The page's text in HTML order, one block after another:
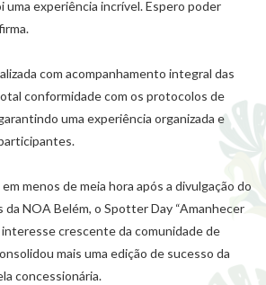
experiência incrível. Espero poder
com acompanhamento integral das
conformidade com os protocolos de
uma experiência organizada e
menos de meia hora após a divulgação do
da NOA Belém, o Spotter Day “Amanhecer
interesse crescente da comunidade de
mais uma edição de sucesso da
concessionária.